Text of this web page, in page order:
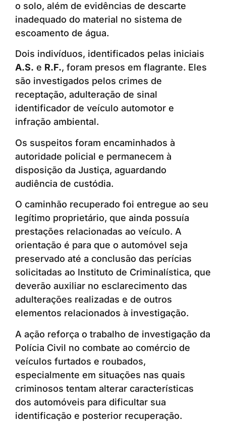
o solo, além de evidências de descarte
inadequado do material no sistema de
escoamento de água.
Dois indivíduos, identificados pelas iniciais
A.S. e R.F., foram presos em flagrante. Eles
são investigados pelos crimes de
receptação, adulteração de sinal
identificador de veículo automotor e
infração ambiental.
Os suspeitos foram encaminhados à
autoridade policial e permanecem à
disposição da Justiça, aguardando
audiência de custódia.
O caminhão recuperado foi entregue ao seu
legítimo proprietário, que ainda possuía
prestações relacionadas ao veículo. A
orientação é para que o automóvel seja
preservado até a conclusão das perícias
solicitadas ao Instituto de Criminalística, que
deverão auxiliar no esclarecimento das
adulterações realizadas e de outros
elementos relacionados à investigação.
A ação reforça o trabalho de investigação da
Polícia Civil no combate ao comércio de
veículos furtados e roubados,
especialmente em situações nas quais
criminosos tentam alterar características
dos automóveis para dificultar sua
identificação e posterior recuperação.